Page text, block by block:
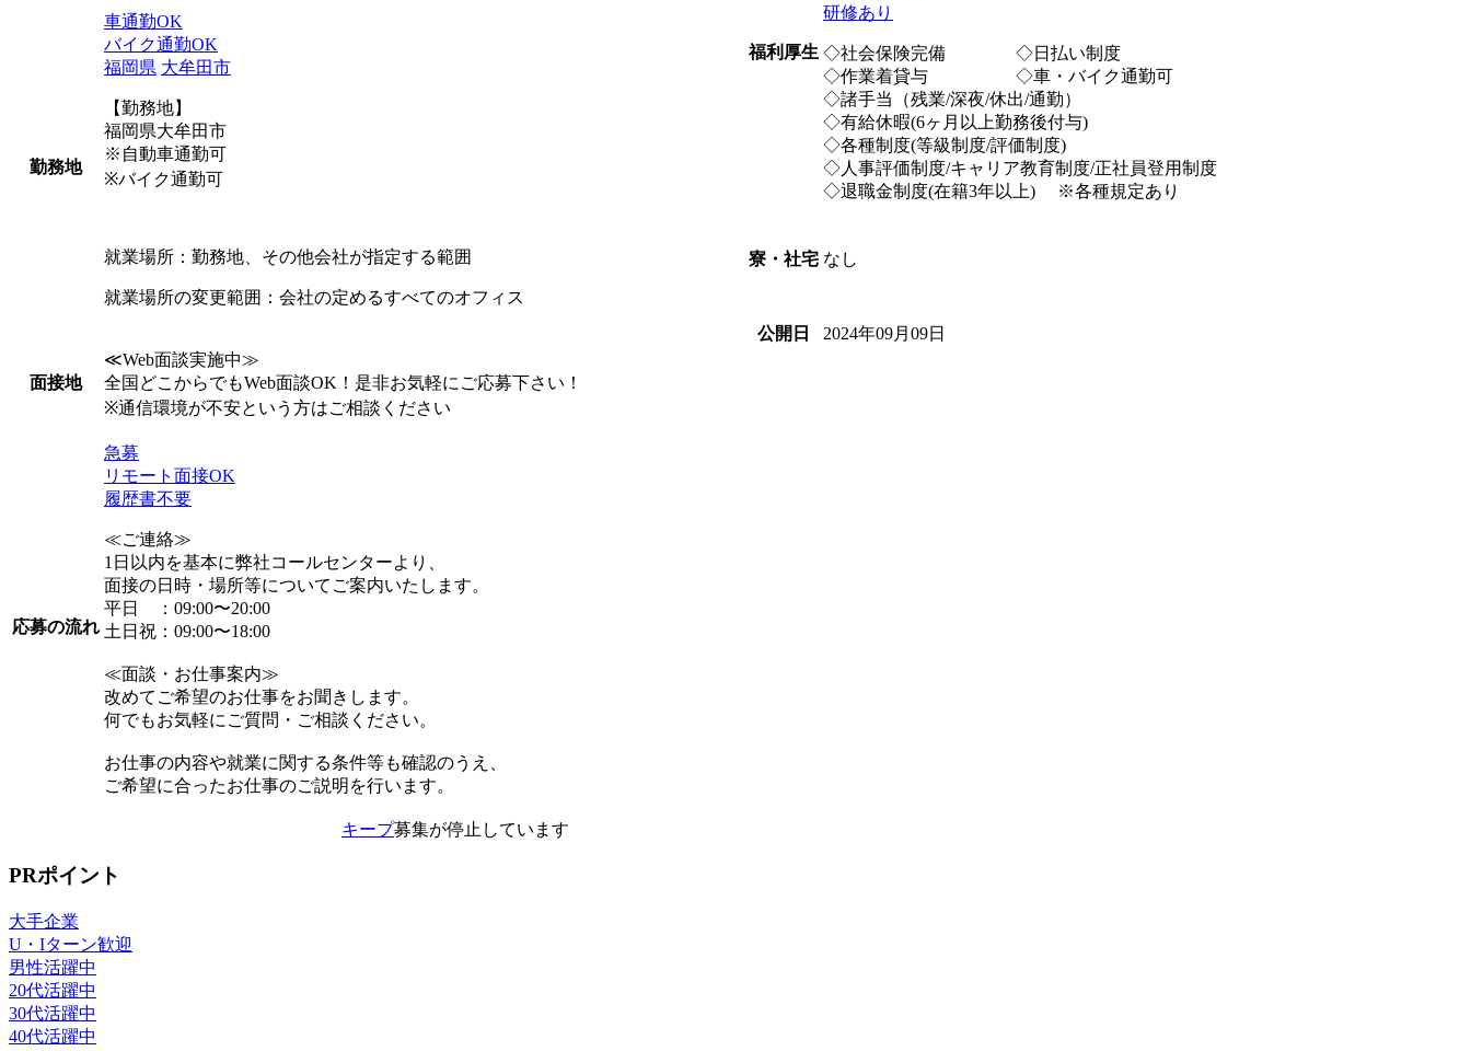
勤務地
車通勤OK
バイク通勤OK
福岡県 大牟田市
【勤務地】
福岡県大牟田市
※自動車通勤可
※バイク通勤可
就業場所：勤務地、その他会社が指定する範囲
就業場所の変更範囲：会社の定めるすべてのオフィス
面接地
≪Web面談実施中≫
全国どこからでもWeb面談OK！是非お気軽にご応募下さい！
※通信環境が不安という方はご相談ください
応募の流れ
急募
リモート面接OK
履歴書不要
≪ご連絡≫
1日以内を基本に弊社コールセンターより、
面接の日時・場所等についてご案内いたします。
平日 ：09:00〜20:00
土日祝：09:00〜18:00
≪面談・お仕事案内≫
改めてご希望のお仕事をお聞きします。
何でもお気軽にご質問・ご相談ください。
お仕事の内容や就業に関する条件等も確認のうえ、
ご希望に合ったお仕事のご説明を行います。
福利厚生
研修あり
◇社会保険完備 ◇日払い制度
◇作業着貸与 ◇車・バイク通勤可
◇諸手当（残業/深夜/休出/通勤）
◇有給休暇(6ヶ月以上勤務後付与)
◇各種制度(等級制度/評価制度)
◇人事評価制度/キャリア教育制度/正社員登用制度
◇退職金制度(在籍3年以上) ※各種規定あり
寮・社宅 なし
公開日 2024年09月09日
キープ募集が停止しています
PRポイント
大手企業
U・Iターン歓迎
男性活躍中
20代活躍中
30代活躍中
40代活躍中